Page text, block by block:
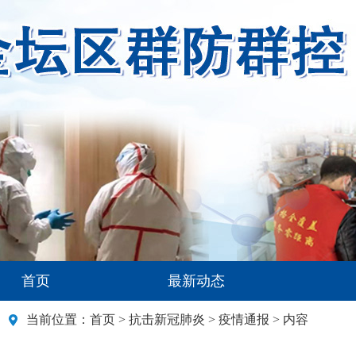
首页 最新动态
当前位置： 首页 > 抗击新冠肺炎 > 疫情通报 > 内容